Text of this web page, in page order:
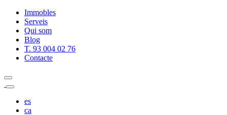
Immobles
Serveis
Qui som
Blog
T. 93 004 02 76
Contacte
es
ca